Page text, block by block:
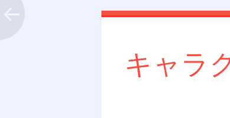
キャラ